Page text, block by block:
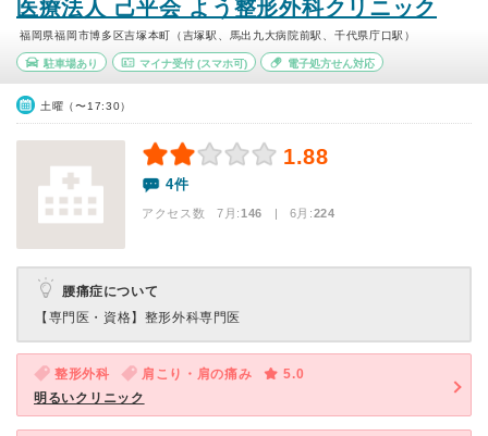
医療法人 己平会 よう整形外科クリニック
福岡県福岡市博多区吉塚本町（吉塚駅、馬出九大病院前駅、千代県庁口駅）
駐車場あり マイナ受付(スマホ可) 電子処方せん対応
土曜（〜17:30）
1.88
4件
アクセス数 7月:146 | 6月:224
腰痛症について
【専門医・資格】 整形外科専門医
整形外科 肩こり・肩の痛み
5.0
明るいクリニック